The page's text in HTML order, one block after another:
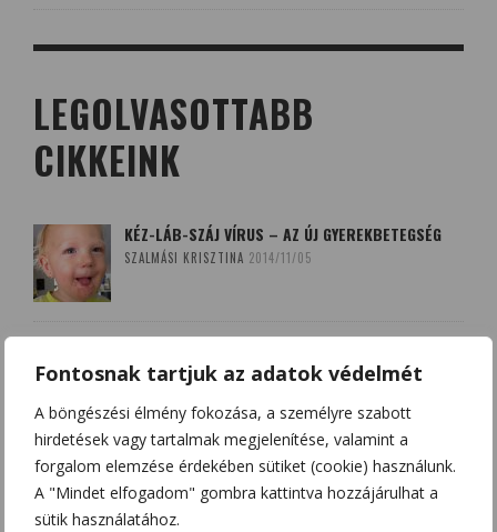
Fontosnak tartjuk az adatok védelmét
A böngészési élmény fokozása, a személyre szabott
hirdetések vagy tartalmak megjelenítése, valamint a
forgalom elemzése érdekében sütiket (cookie) használunk.
A "Mindet elfogadom" gombra kattintva hozzájárulhat a
sütik használatához.
LEGOLVASOTTABB
CIKKEINK
KÉZ-LÁB-SZÁJ VÍRUS – AZ ÚJ GYEREKBETEGSÉG
SZALMÁSI KRISZTINA 2014/11/05
SZÖVETSÉGESEK A KORONAVÍRUS ELLEN?
BOLDOGSÁGUNK NÉGY FORRÁSA: DOPAMIN,
ENDORFIN, SZEROTONIN ÉS OXITOCIN
CSONKA BENCE